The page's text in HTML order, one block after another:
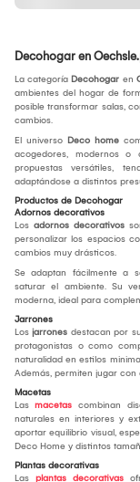
Decohogar en
La categoría Decohogar en
ambientes del hogar de
posible transformar salas,
cambios.
El universo Deco home
acogedores, modernos
propuestas versátiles,
adaptándose a distintos
Productos de Decohogar
Adornos decorativos
Los adornos decorativos
personalizar los espacios
cambios muy drásticos.
Se adaptan fácilmente a
saturar el ambiente. Su
moderna, ideal para
Jarrones
Los jarrones destacan por
protagonistas o como
naturalidad en estilos
Además, permiten jugar con
Macetas
Las macetas combinan
naturales en interiores y
aportar equilibrio visual,
Deco Home y distintos
Plantas decorativas
Las plantas decorativas